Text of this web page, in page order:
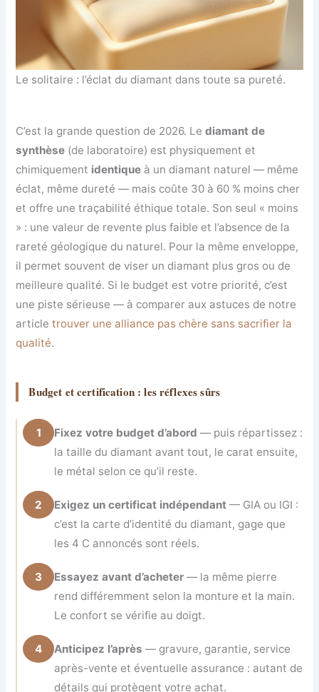
Le solitaire : l’éclat du diamant dans toute sa pureté.
C’est la grande question de 2026. Lediamant de
synthèse (de laboratoire) est physiquement et
chimiquement identique à un diamant naturel — même
éclat, même dureté — mais coûte 30 à 60 % moins cher
et offre une traçabilité éthique totale. Son seul « moins
» : une valeur de revente plus faible et l’absence de la
rareté géologique du naturel. Pour la même enveloppe,
il permet souvent de viser un diamant plus gros ou de
meilleure qualité. Si le budget est votre priorité, c’est
une piste sérieuse — à comparer aux astuces de notre
articletrouver une alliance pas chère sans sacrifier la
qualité.
Budget et certification : les réflexes sûrs
1 Fixez votre budget d’abord — puis répartissez :
la taille du diamant avant tout, le carat ensuite,
le métal selon ce qu’il reste.
2 Exigez un certificat indépendant — GIA ou IGI :
c’est la carte d’identité du diamant, gage que
les 4 C annoncés sont réels.
3 Essayez avant d’acheter — la même pierre
rend différemment selon la monture et la main.
Le confort se vérifie au doigt.
4 Anticipez l’après — gravure, garantie, service
après-vente et éventuelle assurance : autant de
détails qui protègent votre achat.